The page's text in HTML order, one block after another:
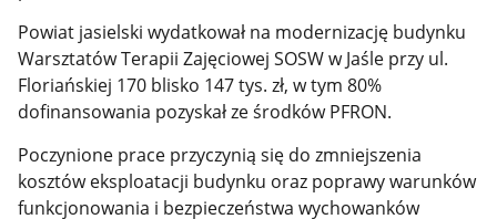
Powiat jasielski wydatkował na modernizację budynku
Warsztatów Terapii Zajęciowej SOSW w Jaśle przy ul.
Floriańskiej 170 blisko 147 tys. zł, w tym 80%
dofinansowania pozyskał ze środków PFRON.
Poczynione prace przyczynią się do zmniejszenia
kosztów eksploatacji budynku oraz poprawy warunków
funkcjonowania i bezpieczeństwa wychowanków